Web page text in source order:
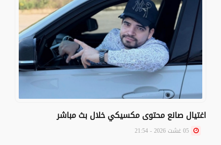
اغتيال صانع محتوى مكسيكي خلال بث مباشر